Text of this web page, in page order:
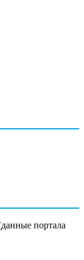
портала